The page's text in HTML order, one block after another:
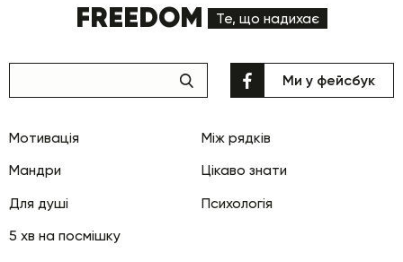
FREEDOM Те, що надихає
Мотивація
Між рядків
Мандри
Цікаво знати
Для душі
Психологія
5 хв на посмішку
Ми у фейсбук